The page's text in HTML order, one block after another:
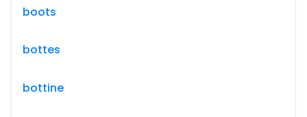
boots
bottes
bottine